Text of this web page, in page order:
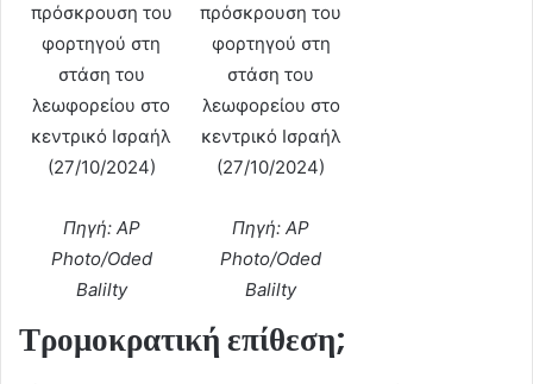
πρόσκρουση του
φορτηγού στη
στάση του
λεωφορείου στο
κεντρικό Ισραήλ
(27/10/2024)
Πηγή: AP
Photo/Oded
Balilty
πρόσκρουση του
φορτηγού στη
στάση του
λεωφορείου στο
κεντρικό Ισραήλ
(27/10/2024)
Πηγή: AP
Photo/Oded
Balilty
Τρομοκρατική επίθεση;